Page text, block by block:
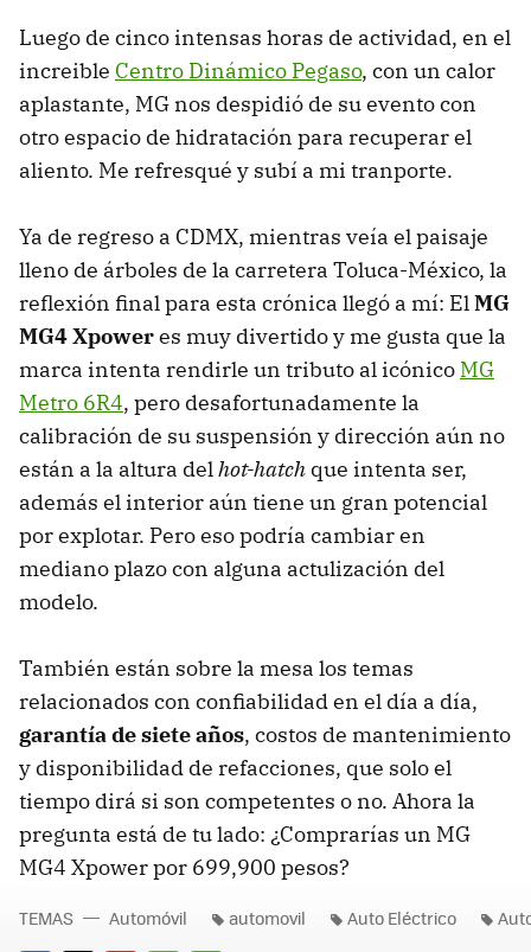
Luego de cinco intensas horas de actividad, en el
increible Centro Dinámico Pegaso, con un calor
aplastante, MG nos despidió de su evento con
otro espacio de hidratación para recuperar el
aliento. Me refresqué y subí a mi tranporte.
Ya de regreso a CDMX, mientras veía el paisaje
lleno de árboles de la carretera Toluca-México, la
reflexión final para esta crónica llegó a mí: ElMG
MG4 Xpoweres muy divertido y me gusta que la
marca intenta rendirle un tributo al icónico MG
Metro 6R4, pero desafortunadamente la
calibración de su suspensión y dirección aún no
están a la altura delhot-hatch que intenta ser,
además el interior aún tiene un gran potencial
por explotar. Pero eso podría cambiar en
mediano plazo con alguna actulización del
modelo.
También están sobre la mesa los temas
relacionados con confiabilidad en el día a día,
garantía de siete años, costos de mantenimiento
y disponibilidad de refacciones, que solo el
tiempo dirá si son competentes o no. Ahora la
pregunta está de tu lado: ¿Comprarías un MG
MG4 Xpower por 699,900 pesos?
TEMAS Automóvil automovil Auto Eléctrico